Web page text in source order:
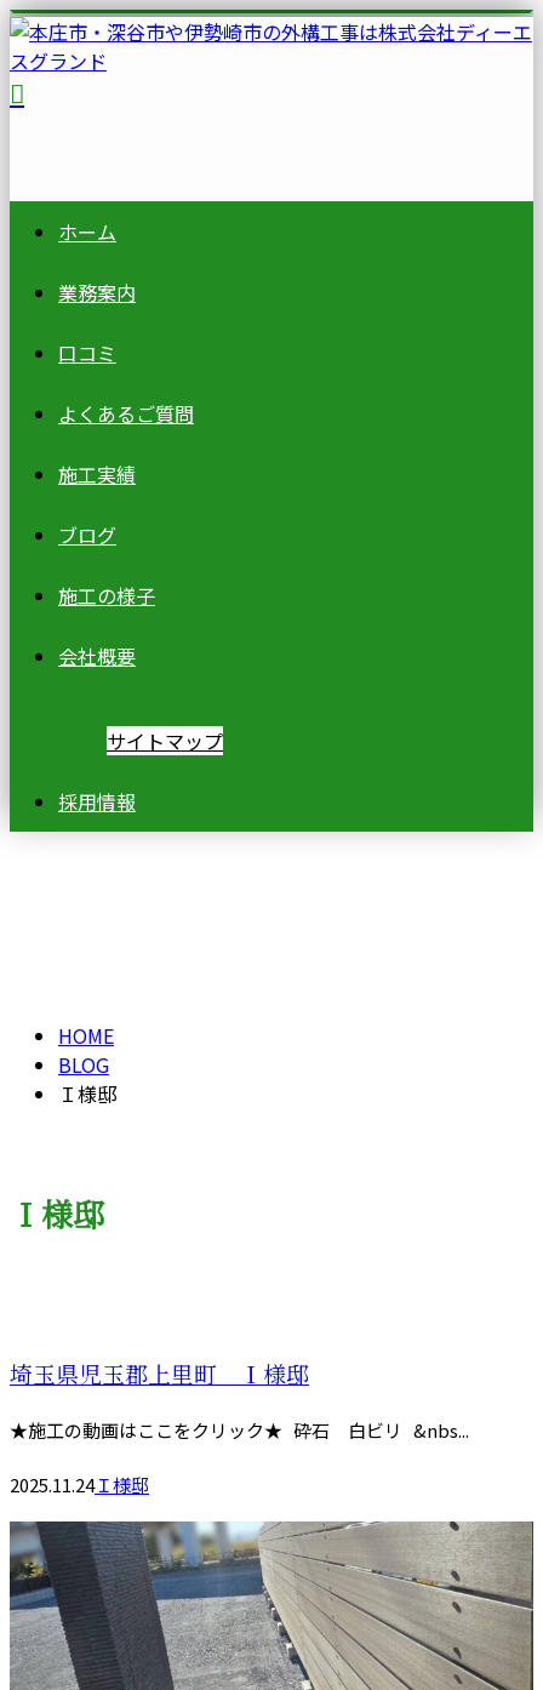
ホーム
業務案内
口コミ
よくあるご質問
施工実績
ブログ
施工の様子
会社概要
サイトマップ
採用情報
HOME
BLOG
Ｉ様邸
Ｉ様邸
埼玉県児玉郡上里町 Ｉ様邸
★施工の動画はここをクリック★ 砕石 白ビリ &nbs...
2025.11.24Ｉ様邸